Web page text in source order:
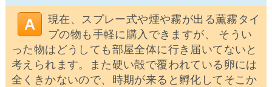
現在、スプレー式や煙や霧が出る薫霧タイ
プの物も手軽に購入できますが、 そうい
った物はどうしても部屋全体に行き届いてないと
考えられます。また硬い殻で覆われている卵には
全くきかないので、時期が来ると孵化してそこか